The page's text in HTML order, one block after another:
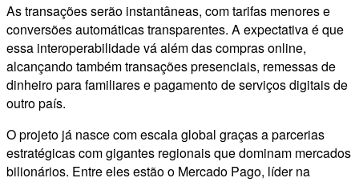
As transações serão instantâneas, com tarifas menores e
conversões automáticas transparentes. A expectativa é que
essa interoperabilidade vá além das compras online,
alcançando também transações presenciais, remessas de
dinheiro para familiares e pagamento de serviços digitais de
outro país.
O projeto já nasce com escala global graças a parcerias
estratégicas com gigantes regionais que dominam mercados
bilionários. Entre eles estão o Mercado Pago, líder na